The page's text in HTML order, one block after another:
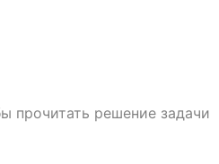
прочитать решение задачи